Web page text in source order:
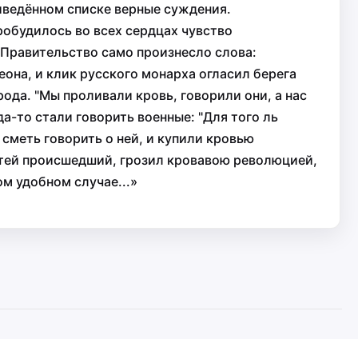
списке верные суждения.
во всех сердцах чувство
само произнесло слова:
и клик русского монарха огласил берега
"Мы проливали кровь, говорили они, а нас
то стали говорить военные: "Для того ль
говорить о ней, и купили кровью
происшедший, грозил кровавою революцией,
удобном случае...»